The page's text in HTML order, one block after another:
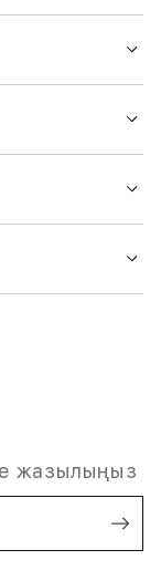
жазылыңыз